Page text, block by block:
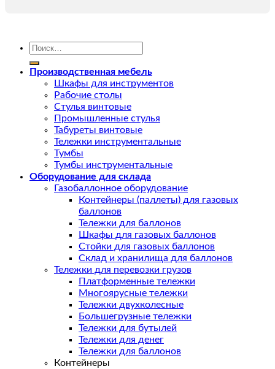
Искать:
Производственная мебель
Шкафы для инструментов
Рабочие столы
Стулья винтовые
Промышленные стулья
Табуреты винтовые
Тележки инструментальные
Тумбы
Тумбы инструментальные
Оборудование для склада
Газобаллонное оборудование
Контейнеры (паллеты) для газовых
баллонов
Тележки для баллонов
Шкафы для газовых баллонов
Стойки для газовых баллонов
Склад и хранилища для баллонов
Тележки для перевозки грузов
Платформенные тележки
Многоярусные тележки
Тележки двухколесные
Большегрузные тележки
Тележки для бутылей
Тележки для денег
Тележки для баллонов
Контейнеры